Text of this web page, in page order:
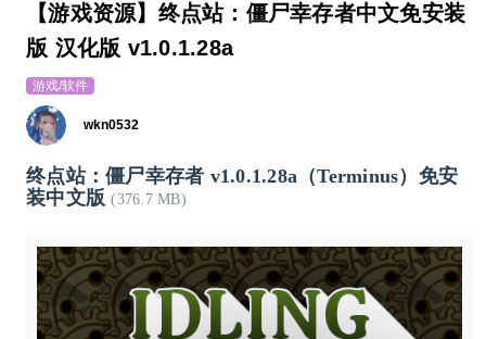
【游戏资源】终点站：僵尸幸存者中文免安装
版 汉化版 v1.0.1.28a
游戏/软件
wkn0532
终点站：僵尸幸存者 v1.0.1.28a（Terminus）免安
装中文版(376.7 MB)